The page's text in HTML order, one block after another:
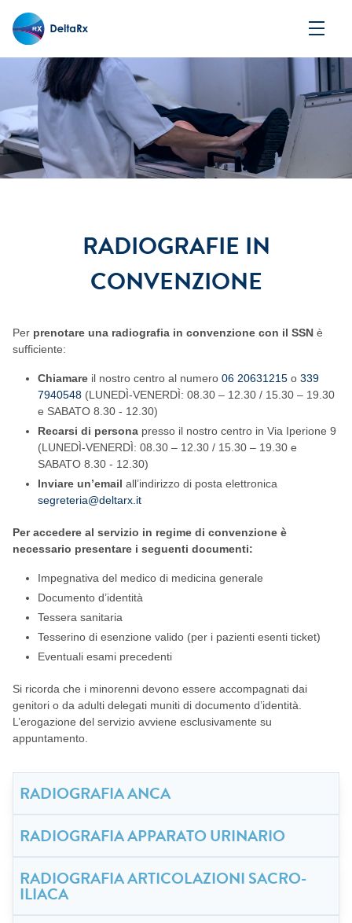
RADIOGRAFIE IN
CONVENZIONE
Per prenotare una radiografia in convenzione con il SSN è
sufficiente:
Chiamare il nostro centro al numero 06 20631215 o 339
7940548 (LUNEDÌ-VENERDÌ: 08.30 – 12.30 / 15.30 – 19.30
e SABATO 8.30 - 12.30)
Recarsi di persona presso il nostro centro in Via Iperione 9
(LUNEDÌ-VENERDÌ: 08.30 – 12.30 / 15.30 – 19.30 e
SABATO 8.30 - 12.30)
Inviare un’email all’indirizzo di posta elettronica
segreteria@deltarx.it
Peraccedere al servizio in regime di convenzione è
necessario presentare i seguenti documenti:
Impegnativa del medico di medicina generale
Documento d’identità
Tessera sanitaria
Tesserino di esenzione valido (per i pazienti esenti ticket)
Eventuali esami precedenti
Si ricorda che i minorenni devono essere accompagnati dai
genitori o da adulti delegati muniti di documento d’identità.
L’erogazione del servizio avviene esclusivamente su
appuntamento.
RADIOGRAFIA ANCA
RADIOGRAFIA APPARATO URINARIO
RADIOGRAFIA ARTICOLAZIONI SACRO-
ILIACA